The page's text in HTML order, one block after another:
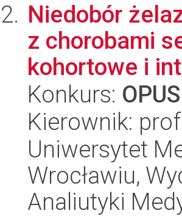
Niedobór
z chorobami
kohortowe i
Konkurs:
Kierownik:
Uniwersytet
Wrocławiu,
Analiutyki